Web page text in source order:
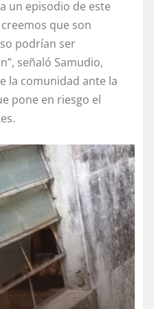
un episodio de este
que son
podrían ser
señaló Samudio,
la comunidad ante la
pone en riesgo el